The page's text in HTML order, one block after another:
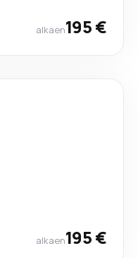
alkaen195 €
alkaen195 €